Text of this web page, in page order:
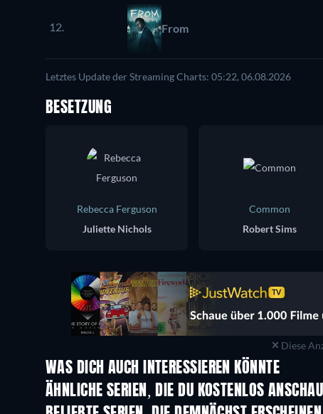
12. From
Letztes Update der Streaming Charts: 05:22, 06.08.2026
BESETZUNG
Rebecca Ferguson
Juliette Nichols
Common
Robert Sims
Diese
WAS DICH AUCH INTERESSIEREN KÖNNTE
Serie
ÄHNLICHE SERIEN, DIE DU KOSTENLOS
Serie Serie